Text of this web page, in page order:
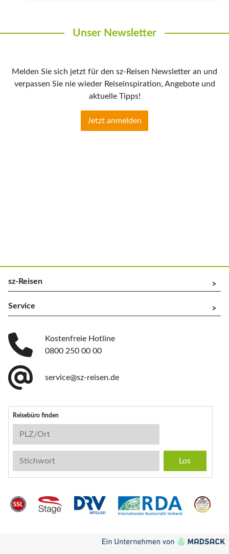
Unser Newsletter
Melden Sie sich jetzt für den sz-Reisen Newsletter an und
verpassen Sie nie wieder Reiseinspiration, Angebote und
aktuelle Tipps!
Jetzt anmelden
sz-Reisen ^
Service ^
Kostenfreie Hotline
0800 250 00 00
service@sz-reisen.de
Reisebüro finden
Reisebüro-Suche
PLZ/Ort